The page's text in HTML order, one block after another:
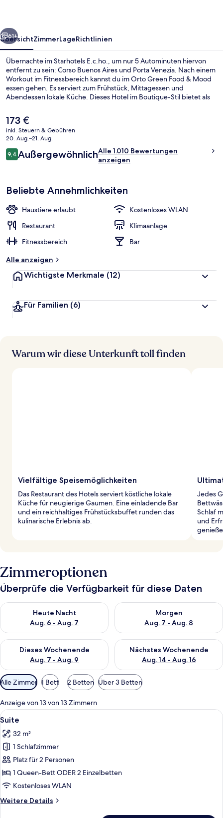
Weiter
61+
ÜbersichtZimmerLageRichtlinien
Übernachte im Starhotels E.c.ho., um nur 5 Autominuten hiervon
entfernt zu sein: Corso Buenos Aires und Porta Venezia. Nach einem
Workout im Fitnessbereich kannst du im Orto Green Food & Mood
essen gehen. Es serviert zum Frühstück, Mittagessen und
Abendessen lokale Küche. Dieses Hotel im Boutique-Stil bietet als
Garten. Andere Reisende schätzen die fußläufige Entfernung zu
den öffentlichen Verkehrsmitteln: Zur Metrostation Caiazzo sind es
2 und zur Straßenbahnhaltestelle Via Settembrini sind es 3
Gehminuten.
Der
aktuelle
Preis
173 €.
173 €
inkl. Steuern & Gebühren
20. Aug.–21. Aug.
Bewertungen
9,49,4 von 10.
AußergewöhnlichAlle 1.010 Bewertungen
anzeigen
Beliebte Annehmlichkeiten
Haustiere erlaubt
Kostenloses WLAN
Restaurant
Klimaanlage
Fitnessbereich
Bar
Alle anzeigen
Wichtigste Merkmale (12)
Für Familien (6)
Warum wir diese Unterkunft toll finden
Vielfältige Speisemöglichkeiten
Das Restaurant des Hotels serviert köstliche lokale
Küche für neugierige Gaumen. Eine einladende Bar
und ein reichhaltiges Frühstücksbuffet runden das
kulinarische Erlebnis ab.
Jedes
Schlaf
und
Zimmeroptionen
Überprüfe die Verfügbarkeit für diese Daten
Heute Nacht
Aug. 6 - Aug. 7
Überprüfe die Verfügbarkeit für heute Nacht, Aug. 6 - Aug. 7.
Morgen
Aug. 7 - Aug. 8
Überprüfe die Verfügbarkeit
Dieses Wochenende
Aug. 7 - Aug. 9
Überprüfe die Verfügbarkeit für dieses Wochenende, Aug. 7
Nächstes Wochenende
Aug. 14 - Aug. 16
Überprüfe die Verfügbarkeit
Verfügbare
Filter
für
Zimmer
Alle Zimmer 1 Bett 2 Betten Über 3 Betten
Anzeige von 13 von 13 Zimmern
Alle
Fotos
für
Suite
anzeigen
Ein modernes Hotelzimmer mit
9
Suite
32 m²
1 Schlafzimmer
Platz für 2 Personen
1 Queen-Bett ODER 2 Einzelbetten
Kostenloses WLAN
Weitere Details
Weitere